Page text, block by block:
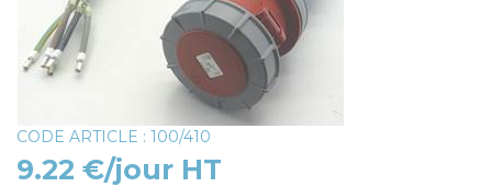
CODE ARTICLE : 100/410
9.22 €/jour HT